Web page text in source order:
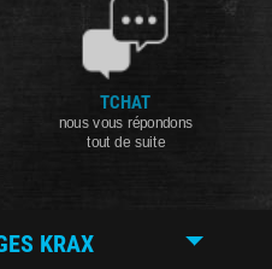
TCHAT
nous vous répondons
tout de suite
KRAX